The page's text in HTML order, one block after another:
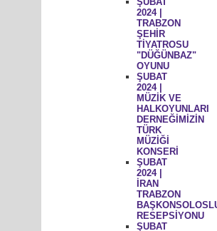
2024 |
TRABZON
ŞEHİR
TİYATROSU
"DÜĞÜNBAZ"
OYUNU
ŞUBAT
2024 |
MÜZİK VE
HALKOYUNLARI
DERNEĞİMİZİN
TÜRK
MÜZİĞİ
KONSERİ
ŞUBAT
2024 |
İRAN
TRABZON
RESEPSİYONU
ŞUBAT